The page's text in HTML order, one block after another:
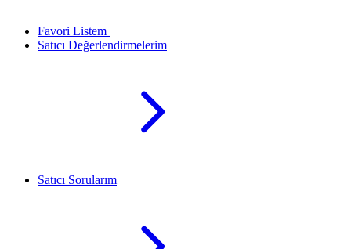
Favori Listem
Satıcı Değerlendirmelerim
Satıcı Sorularım